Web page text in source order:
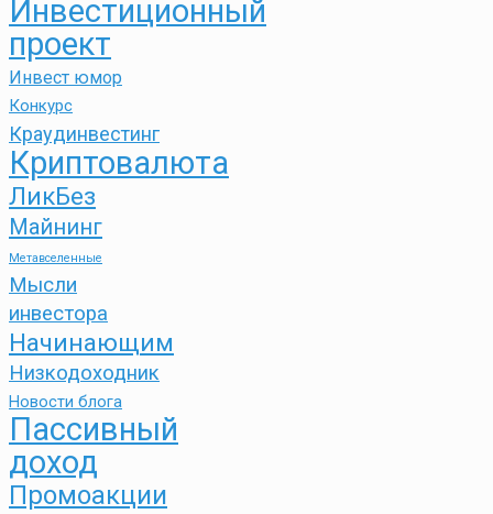
Инвестиционный
проект
Инвест юмор
Конкурс
Краудинвестинг
Криптовалюта
ЛикБез
Майнинг
Метавселенные
Мысли
инвестора
Начинающим
Низкодоходник
Новости блога
Пассивный
доход
Промоакции